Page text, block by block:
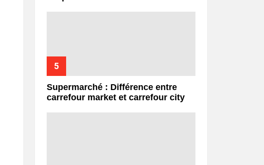
Supermarché : Différence entre
carrefour market et carrefour city